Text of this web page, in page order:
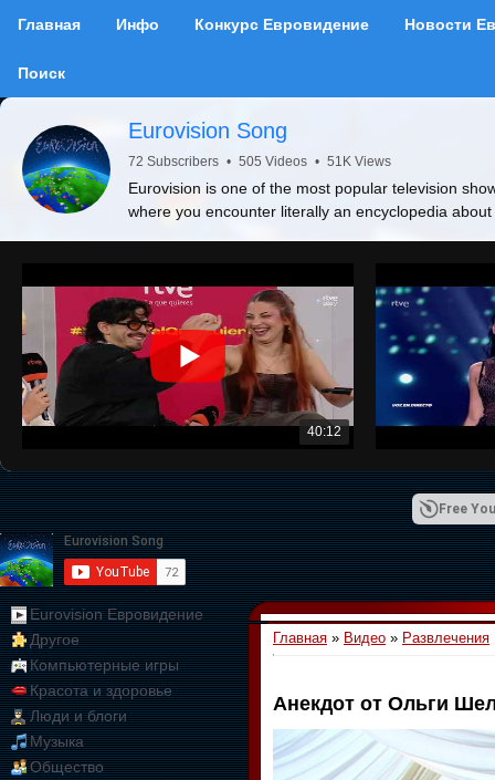
Главная Инфо Конкурс Евровидение Новости
Поиск
Eurovision Song
72 Subscribers • 505 Videos • 51K Views
Eurovision is one of the most popular television
where you encounter literally an encyclopedia
40:12
Free
Eurovision Евровидение
Другое
Компьютерные игры
Красота и здоровье
Люди и блоги
Музыка
Общество
Главная » Видео » Развлечения
Анекдот от Ольги